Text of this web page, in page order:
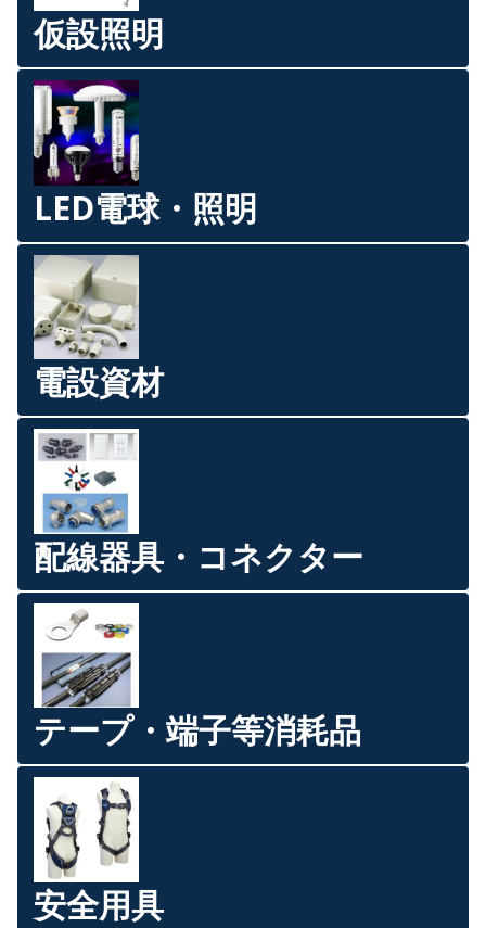
仮設照明
LED電球・照明
電設資材
配線器具・コネクター
テープ・端子等消耗品
安全用具